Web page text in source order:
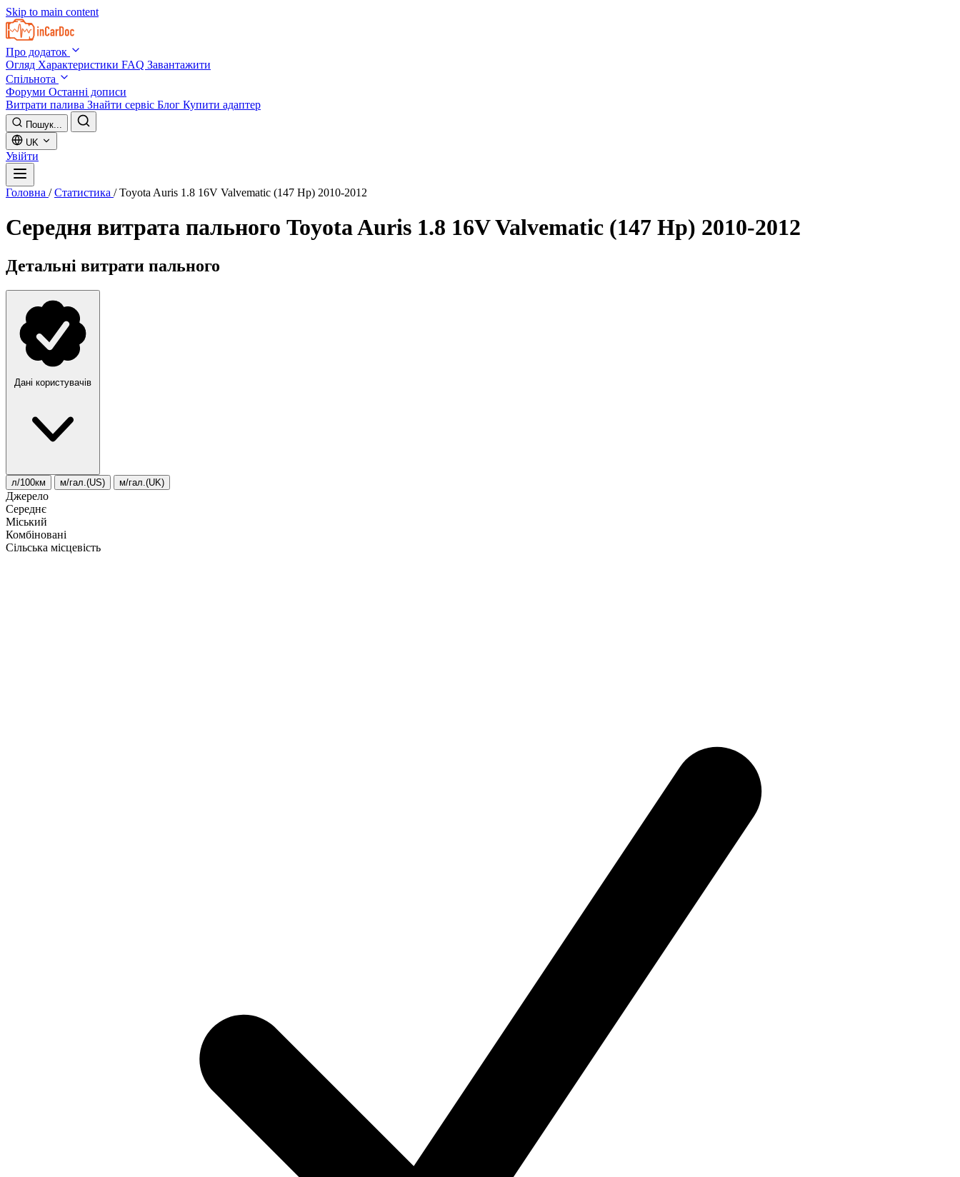
Skip to main content
Про додаток
Огляд Характеристики FAQ Завантажити
Спільнота
Форуми Останні дописи
Витрати палива Знайти сервіс Блог Купити адаптер
Пошук...
UK
Увійти
Головна / Статистика / Toyota Auris 1.8 16V Valvematic (147 Hp) 2010-2012
Середня витрата пального Toyota Auris 1.8 16V Valvematic (147 Hp) 2010-2012
Детальні витрати пального
Дані користувачів
л/100км м/гал.(US) м/гал.(UK)
Джерело
Середнє
Міський
Комбіновані
Сільська місцевість